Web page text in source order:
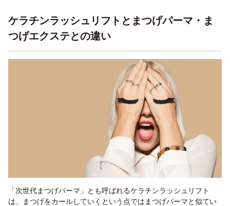
ケラチンラッシュリフトとまつげパーマ・ま
つげエクステとの違い
「次世代まつげパーマ」とも呼ばれるケラチンラッシュリフト
は、まつげをカールしていくという点ではまつげパーマと似てい